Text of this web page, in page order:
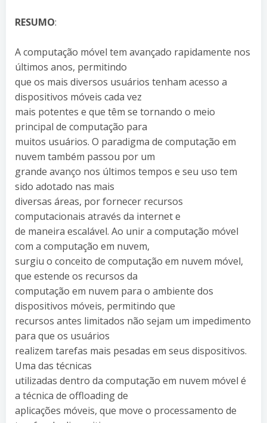
RESUMO:
A computação móvel tem avançado rapidamente nos
últimos anos, permitindo
que os mais diversos usuários tenham acesso a
dispositivos móveis cada vez
mais potentes e que têm se tornando o meio
principal de computação para
muitos usuários. O paradigma de computação em
nuvem também passou por um
grande avanço nos últimos tempos e seu uso tem
sido adotado nas mais
diversas áreas, por fornecer recursos
computacionais através da internet e
de maneira escalável. Ao unir a computação móvel
com a computação em nuvem,
surgiu o conceito de computação em nuvem móvel,
que estende os recursos da
computação em nuvem para o ambiente dos
dispositivos móveis, permitindo que
recursos antes limitados não sejam um impedimento
para que os usuários
realizem tarefas mais pesadas em seus dispositivos.
Uma das técnicas
utilizadas dentro da computação em nuvem móvel é
a técnica de offloading de
aplicações móveis, que move o processamento de